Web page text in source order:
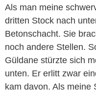
Als man meine
dritten Stock nach
Betonschacht. Sie
noch andere Stellen.
Güldane stürzte sich
unten. Er erlitt zwar
kam davon. Als meine